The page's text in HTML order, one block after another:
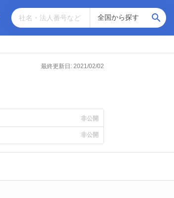
最終更新日: 2021/02/02
非公開
非公開